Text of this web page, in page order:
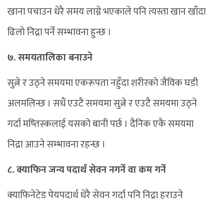
खाना पचाउन धेरै समय लाग्ने भएकाले पनि त्यस्ता खान खाँदा
ढिलो निद्रा पर्ने सम्भावना हुन्छ ।
७. समयतालिका बनाउने
सुत्ने र उठ्ने समयमा एकरूपता नहुँदा शरीरको जैविक घडी
अलमलिन्छ । सधैं एउटै समयमा सुत्ने र एउटै समयमा उठ्ने
गर्दा मष्तिस्कलाई यसको बानी पर्छ । दैनिक एकै समयमा
निद्रा आउने सम्भावना रहन्छ ।
८. क्याफिन जन्य पदार्थ सेवन नगर्ने वा कम गर्ने
क्याफिनेटेड पेयपदार्थ धेरै सेवन गर्दा पनि निद्रा हराउने